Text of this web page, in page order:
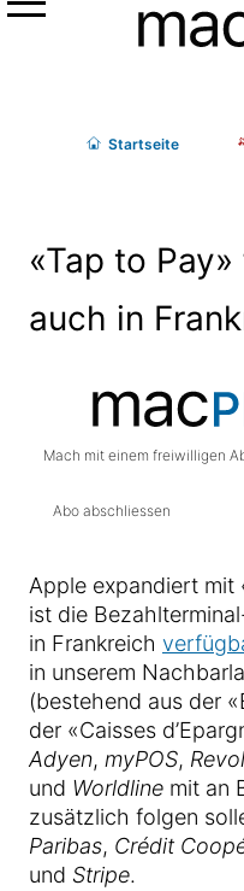
Menü
Startseite
«Tap to
auch in
Mach mit einem freiwilligen
Abo abschliessen
Apple expandiert mit
ist die
in Frankreich
in unserem
(bestehend aus der
der «Caisses
Adyen, myPOS,
und Worldline mit an
zusätzlich folgen
Paribas, Crédit
und Stripe.